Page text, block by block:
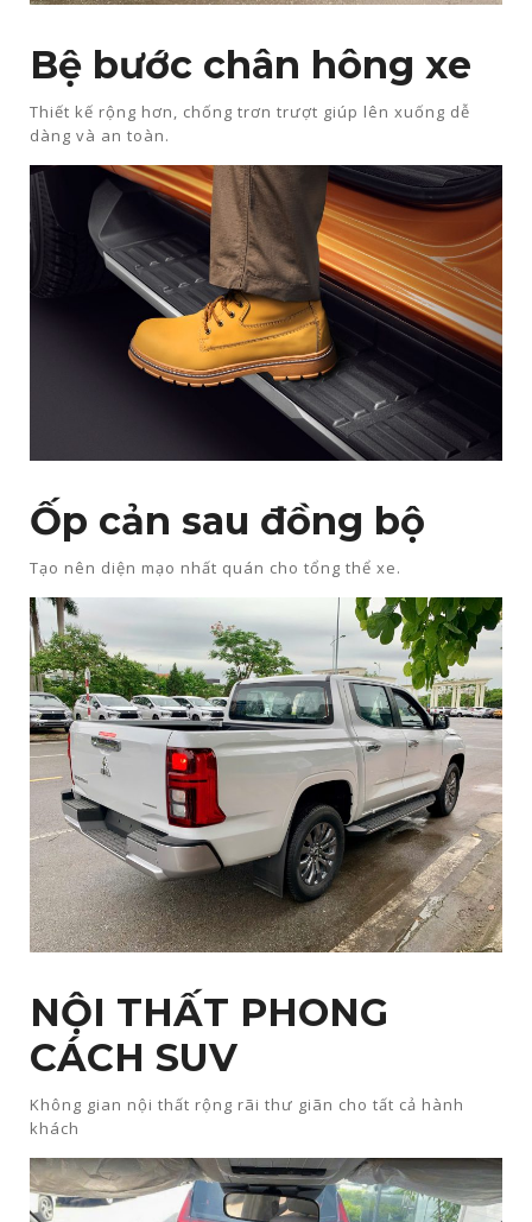
Bệ bước chân hông xe​
Thiết kế rộng hơn, chống trơn trượt giúp lên xuống dễ
dàng và an toàn.​​
Ốp cản sau đồng bộ​
Tạo nên diện mạo nhất quán cho tổng thể xe.​​
NỘI THẤT PHONG
CÁCH SUV
Không gian nội thất rộng rãi thư giãn cho tất cả hành
khách